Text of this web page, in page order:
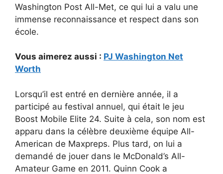
Washington Post All-Met, ce qui lui a valu une
immense reconnaissance et respect dans son
école.
Vous aimerez aussi : PJ Washington Net
Worth
Lorsqu’il est entré en dernière année, il a
participé au festival annuel, qui était le jeu
Boost Mobile Elite 24. Suite à cela, son nom est
apparu dans la célèbre deuxième équipe All-
American de Maxpreps. Plus tard, on lui a
demandé de jouer dans le McDonald’s All-
Amateur Game en 2011. Quinn Cook a